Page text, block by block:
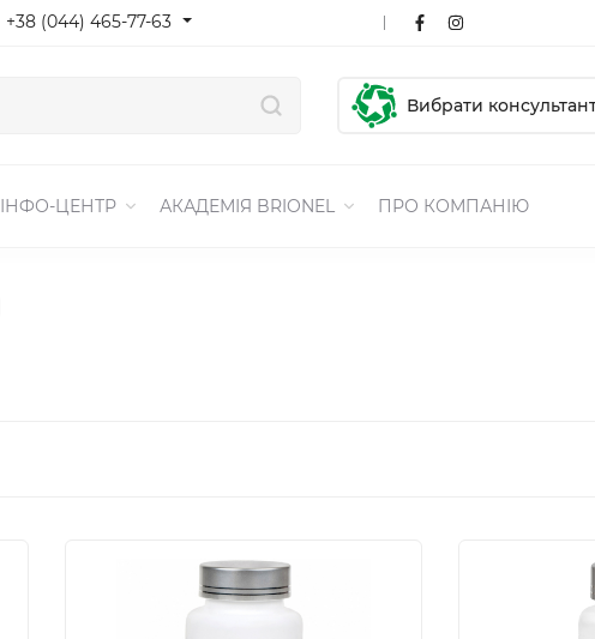
+38 (044) 465-77-63
Вибрати
ІНФО-ЦЕНТР АКАДЕМІЯ BRIONEL ПРО КОМПАНІЮ